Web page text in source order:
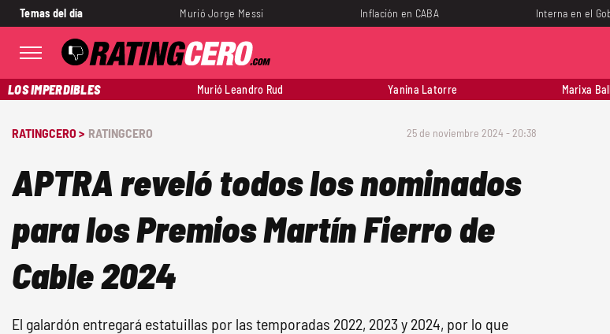
Temas del día Murió Jorge Messi Inflación en CABA Interna en el
LOS IMPERDIBLES Murió Leandro Rud Yanina Latorre Marixa
RATINGCERO > RATINGCERO 25 de noviembre 2024 - 20:38
APTRA reveló todos los nominados
para los Premios Martín Fierro de
Cable 2024
El galardón entregará estatuillas por las temporadas 2022, 2023 y 2024, por lo que